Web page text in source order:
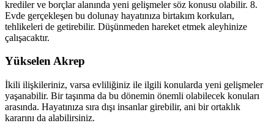
krediler ve borçlar alanında yeni gelişmeler söz konusu olabilir. 8.
Evde gerçekleşen bu dolunay hayatınıza birtakım korkuları,
tehlikeleri de getirebilir. Düşünmeden hareket etmek aleyhinize
çalışacaktır.
Yükselen Akrep
İkili ilişkileriniz, varsa evliliğiniz ile ilgili konularda yeni gelişmeler
yaşanabilir. Bir taşınma da bu dönemin önemli olabilecek konuları
arasında. Hayatınıza sıra dışı insanlar girebilir, ani bir ortaklık
kararını da alabilirsiniz.